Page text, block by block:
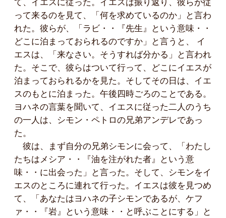
て、イエスに従った。イエスは振り返り、彼らが従
って来るのを見て、「何を求めているのか」と言わ
れた。彼らが、「ラビ・・『先生』という意味・・
どこに泊まっておられるのですか」と言うと、 イ
エスは、「来なさい。そうすれば分かる」と言われ
た。そこで、彼らはついて行って、どこにイエスが
泊まっておられるかを見た。そしてその日は、イエ
スのもとに泊まった。午後四時ごろのことである。
ヨハネの言葉を聞いて、イエスに従った二人のうち
の一人は、シモン・ペトロの兄弟アンデレであっ
た。
彼は、まず自分の兄弟シモンに会って、「わたし
たちはメシア・・『油を注がれた者』という意
味・・に出会った」と言った。そして、シモンをイ
エスのところに連れて行った。イエスは彼を見つめ
て、「あなたはヨハネの子シモンであるが、ケフ
ァ・・『岩』という意味・・と呼ぶことにする」と